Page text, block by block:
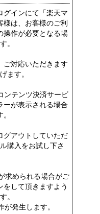
グインにて「楽天マ
様は、お客様のご利
操作が必要となる場
。
ご対応いただきます
ます。
ンテンツ決済サービ
ーが表示される場合
グアウトしていただ
購入をお試し下さ
求められる場合がご
をして頂きますよう
。
発生します。